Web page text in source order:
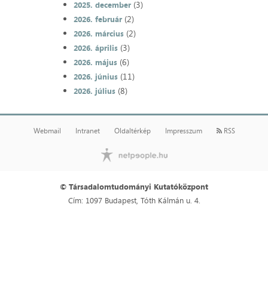
2025. december(3)
2026. február(2)
2026. március(2)
2026. április(3)
2026. május(6)
2026. június(11)
2026. július(8)
Webmail Intranet Oldaltérkép Impresszum RSS
© Társadalomtudományi Kutatóközpont
Cím: 1097 Budapest, Tóth Kálmán u. 4.